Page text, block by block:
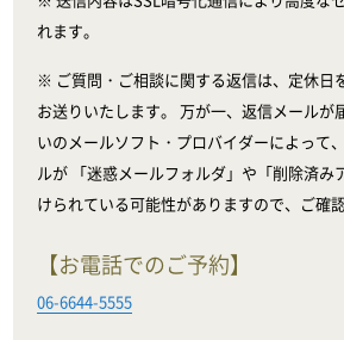
れます。
※ ご質問・ご相談に関する返信は、定休日
お送りいたします。 万が一、返信メールが
いのメールソフト・プロバイダーによって
ルが 「迷惑メールフォルダ」や「削除済み
けられている可能性がありますので、ご確
【お電話でのご予約】
06-6644-5555